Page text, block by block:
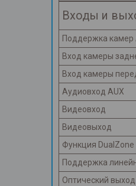
Входы и
Поддержка камер
Вход камеры
Вход камеры
Аудиовход AUX
Видеовход
Видеовыход
Функция DualZone
Поддержка
Оптический выход